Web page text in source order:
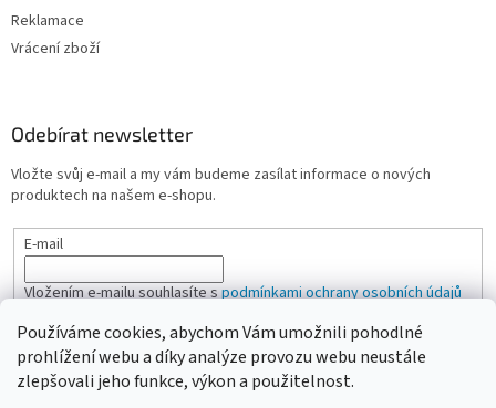
Používáme cookies, abychom Vám umožnili pohodlné
prohlížení webu a díky analýze provozu webu neustále
zlepšovali jeho funkce, výkon a použitelnost.
Reklamace
Vrácení zboží
Odebírat newsletter
Vložte svůj e-mail a my vám budeme zasílat informace o nových
produktech na našem e-shopu.
E-mail
Vložením e-mailu souhlasíte spodmínkami ochrany osobních údajů
PŘIHLÁSIT SE